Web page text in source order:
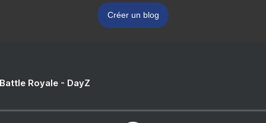
Créer un blog
Royale - DayZ